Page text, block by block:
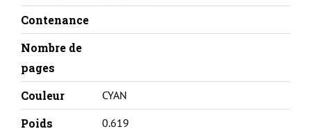
Contenance
Nombre de
pages
Couleur
CYAN
Poids 0.619